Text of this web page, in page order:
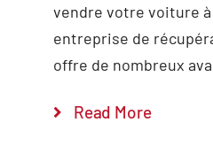
vendre votre voiture à
entreprise de
offre de nombreux
Read More